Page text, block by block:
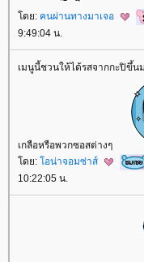
ดย: คนผ่านทางมาเจอ
9:49:04 น.
เมนูนี้ชวนให้ได้รสจากกะปิขึ้
เกลือหรือพวกซอสต่างๆ
ดย: อน่าจอมซ่าส์
10:22:05 น.